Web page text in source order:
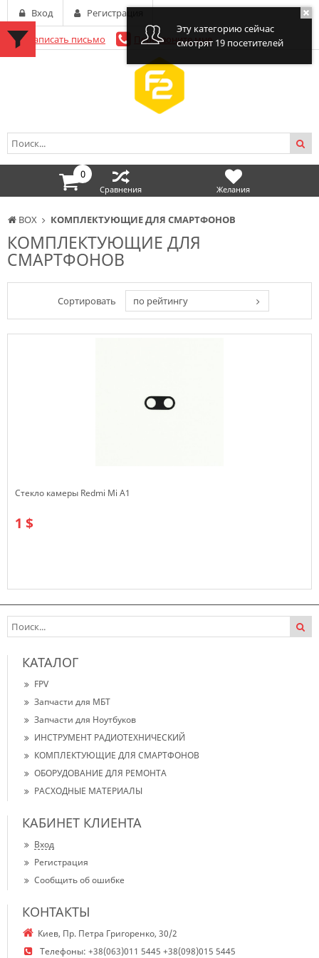
BOX КОМПЛЕКТУЮЩИЕ ДЛЯ СМАРТФОНОВ
КОМПЛЕКТУЮЩИЕ ДЛЯ
СМАРТФОНОВ
Сортировать по рейтингу
Стекло камеры Redmi Mi A1
1 $
Написать письмо Перезвоните мне
Вход Регистрация
0
Сравнения Желания
Эту категорию сейчас
смотрят 19 посетителей
КАТАЛОГ
FPV
Запчасти для МБТ
Запчасти для Ноутбуков
ИНСТРУМЕНТ РАДИОТЕХНИЧЕСКИЙ
КОМПЛЕКТУЮЩИЕ ДЛЯ СМАРТФОНОВ
ОБОРУДОВАНИЕ ДЛЯ РЕМОНТА
РАСХОДНЫЕ МАТЕРИАЛЫ
КАБИНЕТ КЛИЕНТА
Вход
Регистрация
Сообщить об ошибке
КОНТАКТЫ
Киев, Пр. Петра Григоренко, 30/2
Телефоны: +38(063)011 5445 +38(098)015 5445